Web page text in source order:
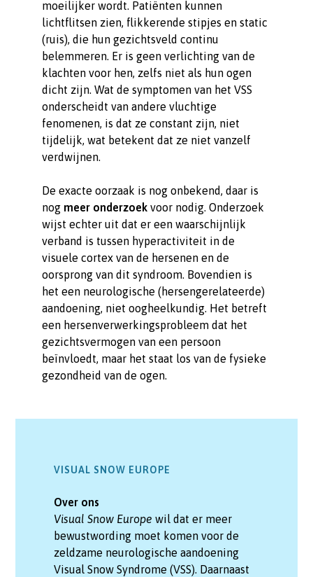
moeilijker wordt. Patiënten kunnen
lichtflitsen zien, flikkerende stipjes en static
(ruis), die hun gezichtsveld continu
belemmeren. Er is geen verlichting van de
klachten voor hen, zelfs niet als hun ogen
dicht zijn. Wat de symptomen van het VSS
onderscheidt van andere vluchtige
fenomenen, is dat ze constant zijn, niet
tijdelijk, wat betekent dat ze niet vanzelf
verdwijnen.
De exacte oorzaak is nog onbekend, daar is
nog meer onderzoekvoor nodig. Onderzoek
wijst echter uit dat er een waarschijnlijk
verband is tussen hyperactiviteit in de
visuele cortex van de hersenen en de
oorsprong van dit syndroom. Bovendien is
het een neurologische (hersengerelateerde)
aandoening, niet oogheelkundig. Het betreft
een hersenverwerkingsprobleem dat het
gezichtsvermogen van een persoon
beïnvloedt, maar het staat los van de fysieke
gezondheid van de ogen.
VISUAL SNOW EUROPE
Over ons
Visual Snow Europe wil dat er meer
bewustwording moet komen voor de
zeldzame neurologische aandoening
Visual Snow Syndrome (VSS). Daarnaast